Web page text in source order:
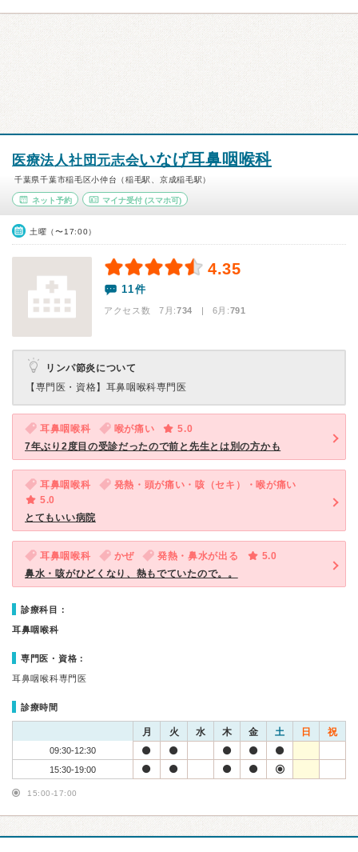
医療法人社団元志会いなげ耳鼻咽喉科
千葉県千葉市稲毛区小仲台（稲毛駅、京成稲毛駅）
ネット予約 マイナ受付(スマホ可)
土曜（〜17:00）
4.35
11件
アクセス数 7月:734 | 6月:791
リンパ節炎について
【専門医・資格】 耳鼻咽喉科専門医
耳鼻咽喉科 喉が痛い
5.0
7年ぶり2度目の受診だったので前と先生とは別の方かも
耳鼻咽喉科
発熱・頭が痛い・咳（セキ）・喉が痛い
5.0
とてもいい病院
耳鼻咽喉科 かぜ 発熱・鼻水が出る
5.0
鼻水・咳がひどくなり、熱もでていたので。。
診療科目：
耳鼻咽喉科
専門医・資格：
耳鼻咽喉科専門医
診療時間
月 火 水 木 金 土 日 祝
09:30-12:30
15:30-19:00
15:00-17:00